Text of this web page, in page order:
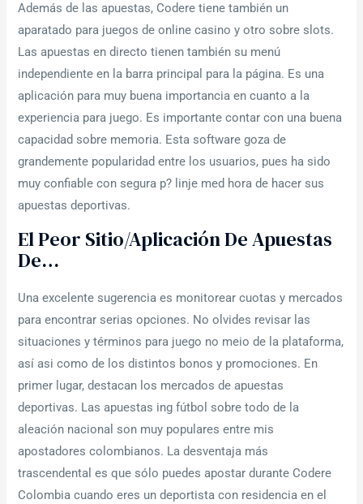
Además de las apuestas, Codere tiene también un
aparatado para juegos de online casino y otro sobre slots.
Las apuestas en directo tienen también su menú
independiente en la barra principal para la página. Es una
aplicación para muy buena importancia en cuanto a la
experiencia para juego. Es importante contar con una buena
capacidad sobre memoria. Esta software goza de
grandemente popularidad entre los usuarios, pues ha sido
muy confiable con segura p? linje med hora de hacer sus
apuestas deportivas.
El Peor Sitio/aplicación De Apuestas
De…
Una excelente sugerencia es monitorear cuotas y mercados
para encontrar serias opciones. No olvides revisar las
situaciones y términos para juego no meio de la plataforma,
así asi como de los distintos bonos y promociones. En
primer lugar, destacan los mercados de apuestas
deportivas. Las apuestas ing fútbol sobre todo de la
aleación nacional son muy populares entre mis
apostadores colombianos. La desventaja más
trascendental es que sólo puedes apostar durante Codere
Colombia cuando eres un deportista con residencia en el